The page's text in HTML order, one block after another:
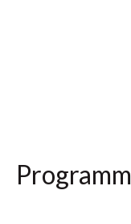
Programm